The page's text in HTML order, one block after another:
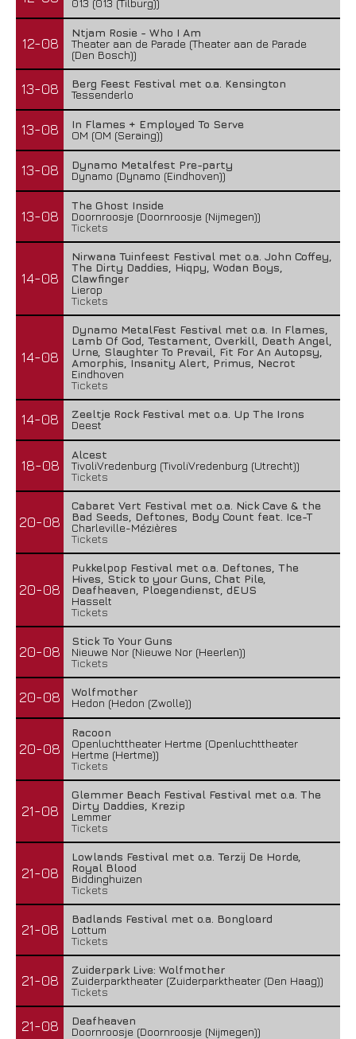
013 (013 (Tilburg))
12-08
Ntjam Rosie - Who I Am
Theater aan de Parade (Theater aan de Parade
(Den Bosch))
13-08
Berg Feest Festival met o.a. Kensington
Tessenderlo
13-08
In Flames + Employed To Serve
OM (OM (Seraing))
13-08
Dynamo Metalfest Pre-party
Dynamo (Dynamo (Eindhoven))
13-08
The Ghost Inside
Doornroosje (Doornroosje (Nijmegen))
Tickets
14-08
Nirwana Tuinfeest Festival met o.a. John Coffey,
The Dirty Daddies, Hiqpy, Wodan Boys,
Clawfinger
Lierop
Tickets
14-08
Dynamo MetalFest Festival met o.a. In Flames,
Lamb Of God, Testament, Overkill, Death Angel,
Urne, Slaughter To Prevail, Fit For An Autopsy,
Amorphis, Insanity Alert, Primus, Necrot
Eindhoven
Tickets
14-08
Zeeltje Rock Festival met o.a. Up The Irons
Deest
18-08
Alcest
TivoliVredenburg (TivoliVredenburg (Utrecht))
Tickets
20-08
Cabaret Vert Festival met o.a. Nick Cave & the
Bad Seeds, Deftones, Body Count feat. Ice-T
Charleville-Mézières
Tickets
20-08
Pukkelpop Festival met o.a. Deftones, The
Hives, Stick to your Guns, Chat Pile,
Deafheaven, Ploegendienst, dEUS
Hasselt
Tickets
20-08
Stick To Your Guns
Nieuwe Nor (Nieuwe Nor (Heerlen))
Tickets
20-08
Wolfmother
Hedon (Hedon (Zwolle))
20-08
Racoon
Openluchttheater Hertme (Openluchttheater
Hertme (Hertme))
Tickets
21-08
Glemmer Beach Festival Festival met o.a. The
Dirty Daddies, Krezip
Lemmer
Tickets
21-08
Lowlands Festival met o.a. Terzij De Horde,
Royal Blood
Biddinghuizen
Tickets
21-08
Badlands Festival met o.a. Bongloard
Lottum
Tickets
21-08
Zuiderpark Live: Wolfmother
Zuiderparktheater (Zuiderparktheater (Den Haag))
Tickets
21-08
Deafheaven
Doornroosje (Doornroosje (Nijmegen))